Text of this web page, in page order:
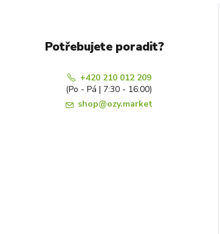
Potřebujete poradit?
+420 210 012 209
(Po - Pá | 7:30 - 16:00)
shop@ozy.market